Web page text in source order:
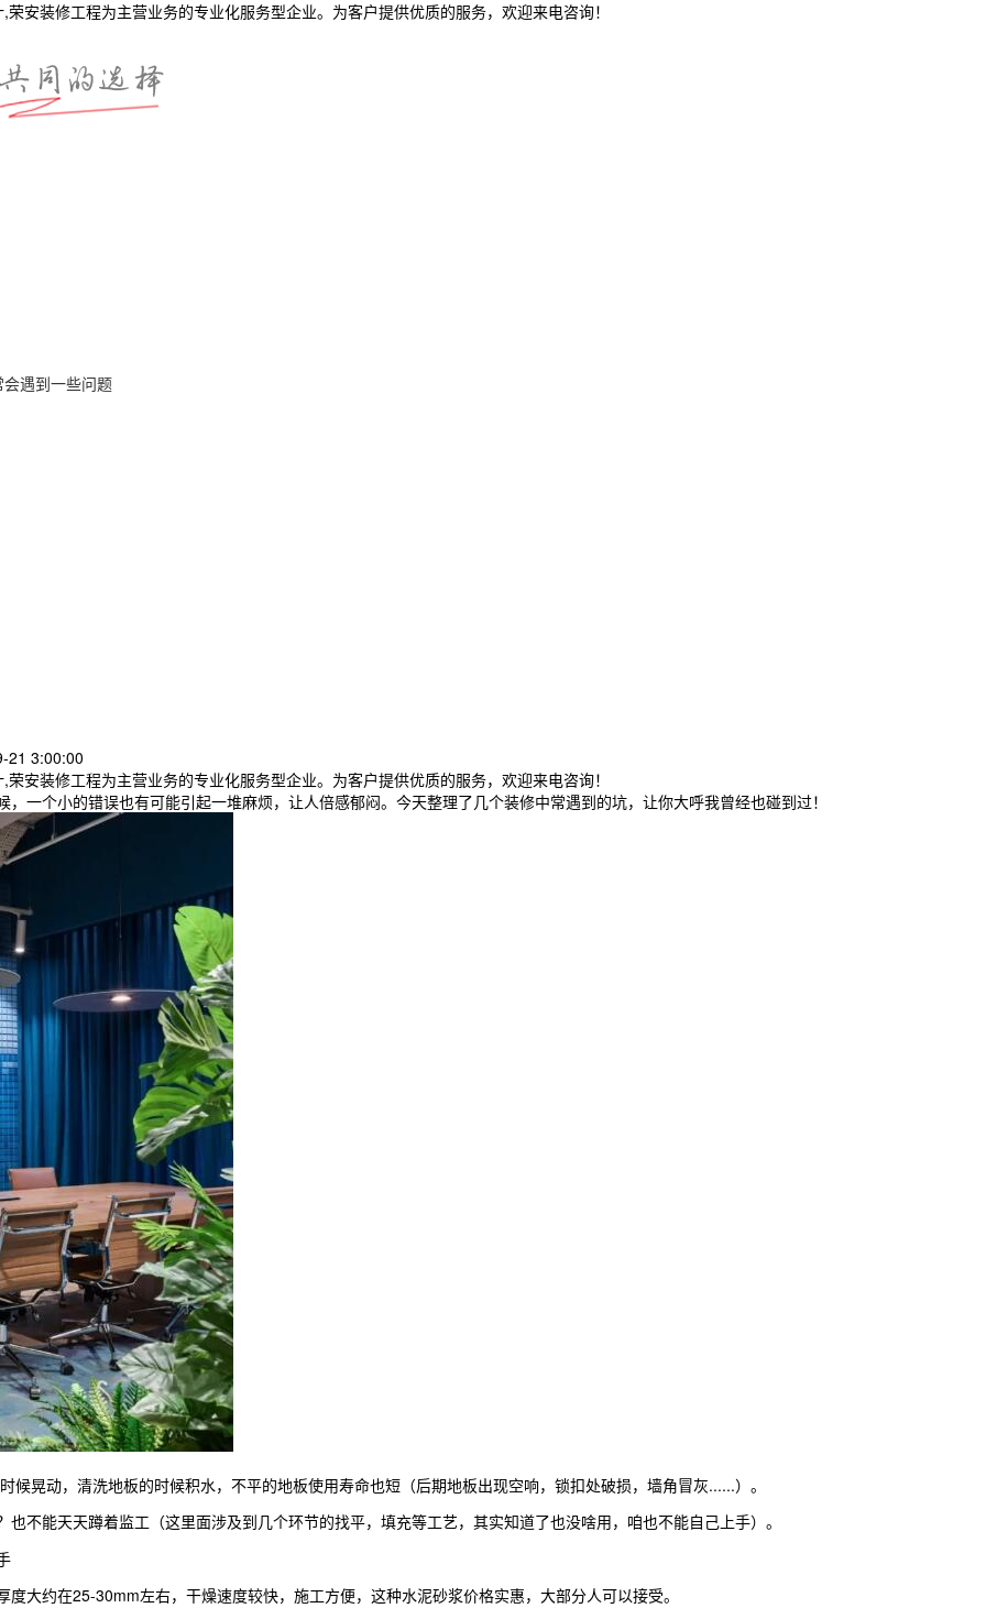
安装修工程为主营业务的专业化服务型企业。为客户提供优质的服务，欢迎来电咨询！
遇到一些问题
21 3:00:00
安装修工程为主营业务的专业化服务型企业。为客户提供优质的服务，欢迎来电咨询！
一个小的错误也有可能引起一堆麻烦，让人倍感郁闷。今天整理了几个装修中常遇到的坑，让你大呼我曾经也碰到过！
动，清洗地板的时候积水，不平的地板使用寿命也短（后期地板出现空响，锁扣处破损，墙角冒灰......）。
能天天蹲着监工（这里面涉及到几个环节的找平，填充等工艺，其实知道了也没啥用，咱也不能自己上手）。
约在25-30mm左右，干燥速度较快，施工方便，这种水泥砂浆价格实惠，大部分人可以接受。